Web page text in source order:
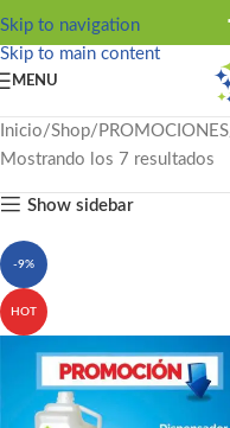
Skip to navigation
Skip to main content
MENU
Inicio Shop PROMOCIONES
Mostrando los 7 resultados
Show sidebar
-9%
HOT